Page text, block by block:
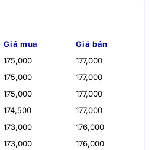
Giá mua
Giá bán
175,000
177,000
175,000
177,000
175,000
177,000
174,500
177,000
173,000
176,000
173,000 176,000